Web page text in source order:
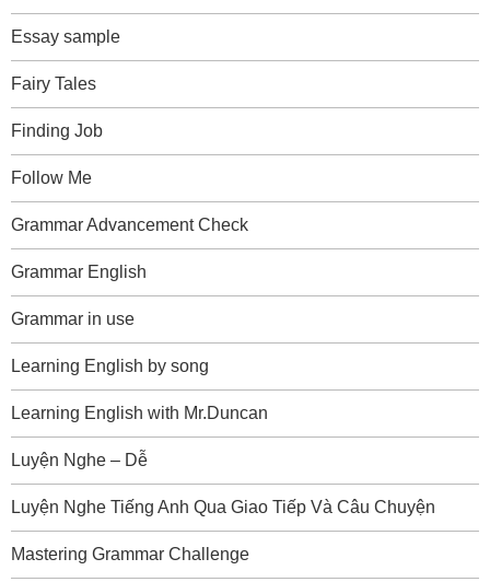
Essay sample
Fairy Tales
Finding Job
Follow Me
Grammar Advancement Check
Grammar English
Grammar in use
Learning English by song
Learning English with Mr.Duncan
Luyện Nghe – Dễ
Luyện Nghe Tiếng Anh Qua Giao Tiếp Và Câu Chuyện
Mastering Grammar Challenge